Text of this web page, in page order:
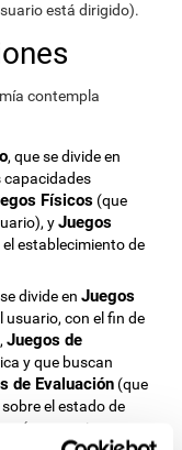
está dirigido).
contempla
, que se divide en
capacidades
Físicos (que
yJuegos
establecimiento de
divide enJuegos
con el fin de
Juegos de
y que buscan
de Evaluación (que
el estado de
(que persiguen